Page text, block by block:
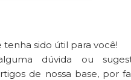
tenha sido útil para você!
dúvida ou
de nossa base, por